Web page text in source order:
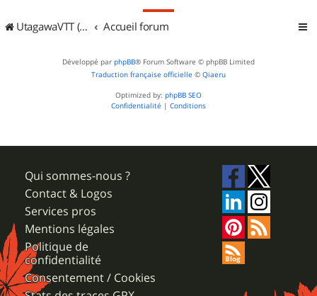
UtagawaVTT (Randos VTT et VTTAE avec traces GPS) Accueil forum
Développé par phpBB® Forum Software © phpBB Limited
Traduction française officielle © Qiaeru
Optimized by: phpBB SEO
Confidentialité | Conditions
Qui sommes-nous ?
Contact & Logos
Services pros
Mentions légales
Politique de
confidentialité
Consentement / Cookies